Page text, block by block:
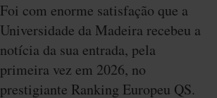
Foi com enorme satisfação que a
Universidade da Madeira recebeu a
notícia da sua entrada, pela
primeira vez em 2026, no
prestigiante Ranking Europeu QS.